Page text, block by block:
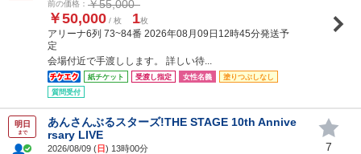
前の価格： ￥55,000
￥50,000 / 枚 1枚
アリーナ6列 73~84番 2026年08月09日12時45分発送予
定
会場付近で手渡しします。 詳しい待...
紙チケット 受渡し指定 女性名義
塗りつぶしなし
質問受付
明日
まで
あんさんぶるスターズ!THE STAGE 10th Annive
rsary LIVE
2026/08/09 (日) 13時00分
7